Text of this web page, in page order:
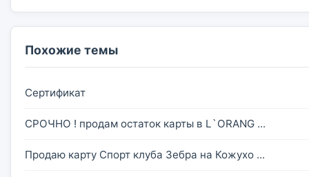
Похожие темы
Сертификат
СРОЧНО ! продам остаток карты в L`ORANG ...
Продаю карту Спорт клуба Зебра на Кожухо ...